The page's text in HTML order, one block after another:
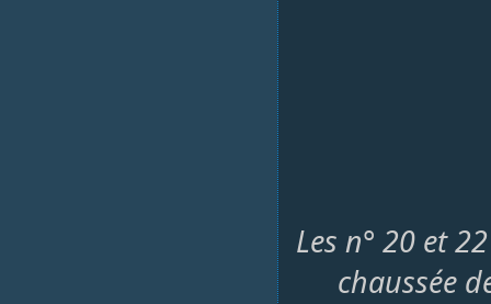
Les n° 20 et
chaussée